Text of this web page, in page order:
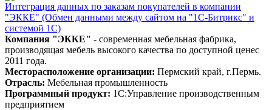
Интеграция данных по заказам покупателей в компании
"ЭККЕ" (Обмен данными между сайтом на "1С-Битрикс" и
системой 1С)
Компания "ЭККЕ" - современная мебельная фабрика,
производящая мебель высокого качества по доступной ценес
2011 года.
Месторасположение организации: Пермский край, г.Пермь.
Отрасль: Мебельная промышленность
Программный продукт: 1С:Управление производственным
предприятием